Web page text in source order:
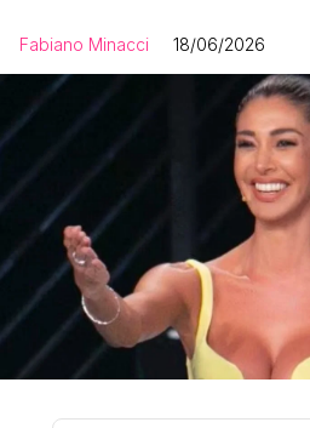
Fabiano Minacci 18/06/2026